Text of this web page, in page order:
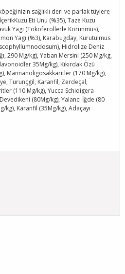
sağlıklı deri ve parlak tüylere
Eti Unu (%35), Taze Kuzu
Yagı (Tokoferollerle Korunmus),
Yagı (%3), Karabugday, Kurutulmus
Hidrolize Deniz
290 Mg/kg), Yaban Mersini (250 Mg/kg,
35Mg/kg), Kıkırdak Özü
Mannanoligosakkaritler (170 Mg/kg),
Turunçgil, Karanfil, Zerdeçal,
(110 Mg/kg), Yucca Schidigera
(80Mg/kg), Yalancı İğde (80
kg), Karanfil (35Mg/kg), Adaçayı